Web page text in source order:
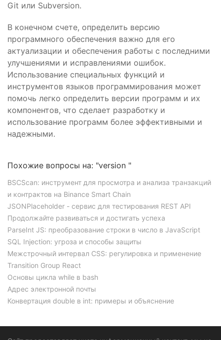
Git или Subversion.
В конечном счете, определить версию
программного обеспечения важно для его
актуализации и обеспечения работы с последними
улучшениями и исправлениями ошибок.
Использование специальных функций и
инструментов языков программирования может
помочь легко определить версии программ и их
компонентов, что сделает разработку и
использование программ более эффективными и
надежными.
Похожие вопросы на: "version "
BSСScan: инструмент для просмотра и анализа транзакций
и контрактов на Binance Smart Chain
JSONPlaceholder - сервис для тестирования REST API
Продолжайте развиваться и достигать успеха
ParseInt JS: преобразование строки в число в JavaScript
SQL Injection: угроза и способы защиты
Межстрочный интервал CSS: регулировка и применение
Transition Group React
Основы цикла while в bash
Адрес электронной почты
Конвертация double в int: примеры и объяснение